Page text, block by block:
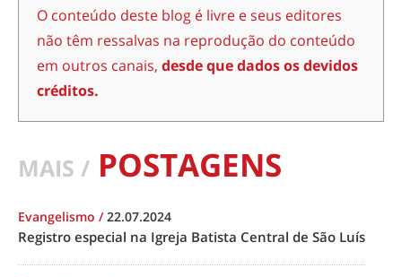
O conteúdo deste blog é livre e seus editores
não têm ressalvas na reprodução do conteúdo
em outros canais, desde que dados os devidos
créditos.
MAIS / POSTAGENS
Evangelismo /22.07.2024
Registro especial na Igreja Batista Central de São Luís